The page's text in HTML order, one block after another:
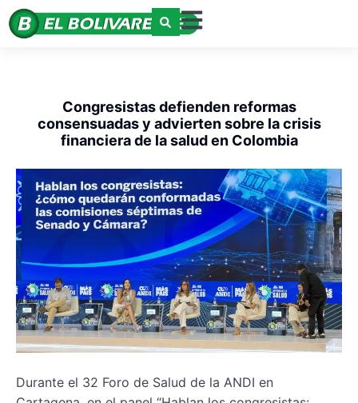
Congresistas defienden reformas
consensuadas y advierten sobre la crisis
financiera de la salud en Colombia
Durante el 32 Foro de Salud de la ANDI en